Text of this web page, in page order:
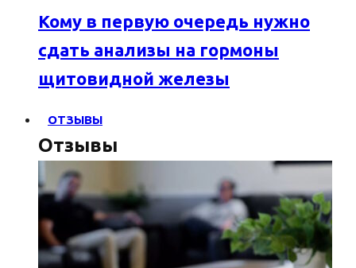
Кому в первую очередь нужно
сдать анализы на гормоны
щитовидной железы
ОТЗЫВЫ
Отзывы